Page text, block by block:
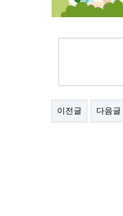
이전글 다음글